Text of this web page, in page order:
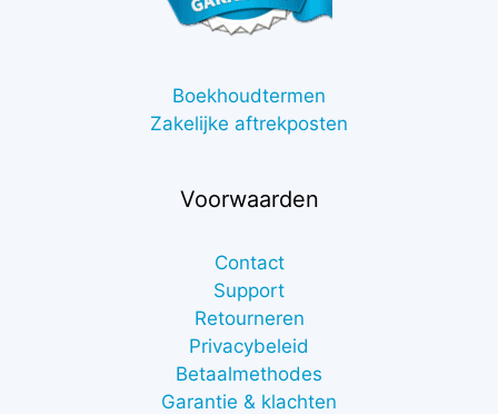
Boekhoudtermen
Zakelijke aftrekposten
Voorwaarden
Contact
Support
Retourneren
Privacybeleid
Betaalmethodes
Garantie & klachten